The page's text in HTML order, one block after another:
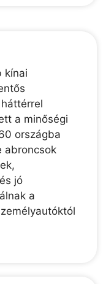
kínai
a minőségi
országba
abroncsok
jó
a